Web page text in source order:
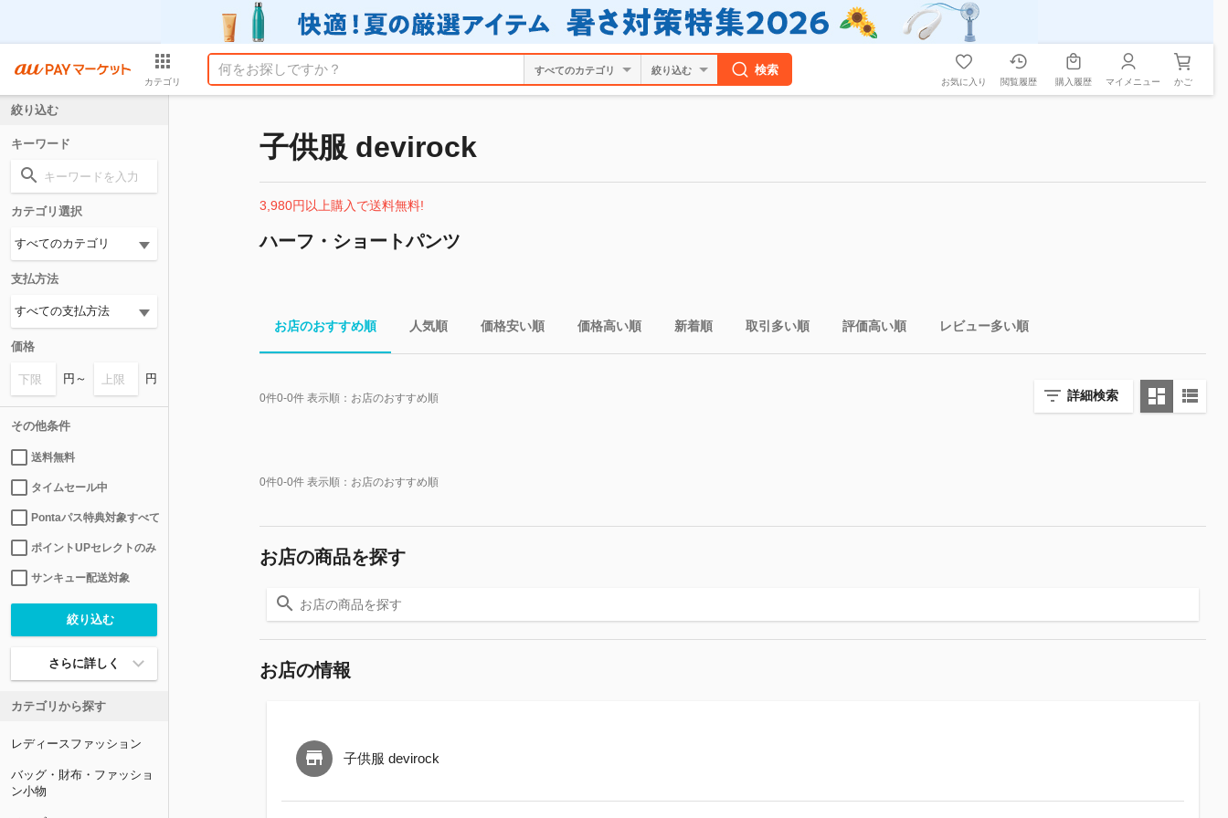
カテゴリ
絞り込む 検索
お気に入り 閲覧履歴 購入履歴 マイメニュー かご
子供服 devirock
3,980円以上購入で送料無料!
ハーフ・ショートパンツ
お店のおすすめ順 人気順 価格安い順 価格高い順 新着順 取引多い順 評価高い順 レビュー多い順
詳細検索
0件0-0件 表示順： お店のおすすめ順
0件0-0件 表示順： お店のおすすめ順
お店の商品を探す
お店の情報
子供服 devirock
絞り込む
キーワード
カテゴリ選択
支払方法
価格
円～ 円
その他条件
送料無料
タイムセール中
Pontaパス特典対象すべて
ポイントUPセレクトのみ
サンキュー配送対象
さらに詳しく
カテゴリから探す
レディースファッション
バッグ・財布・ファッショ
ン小物